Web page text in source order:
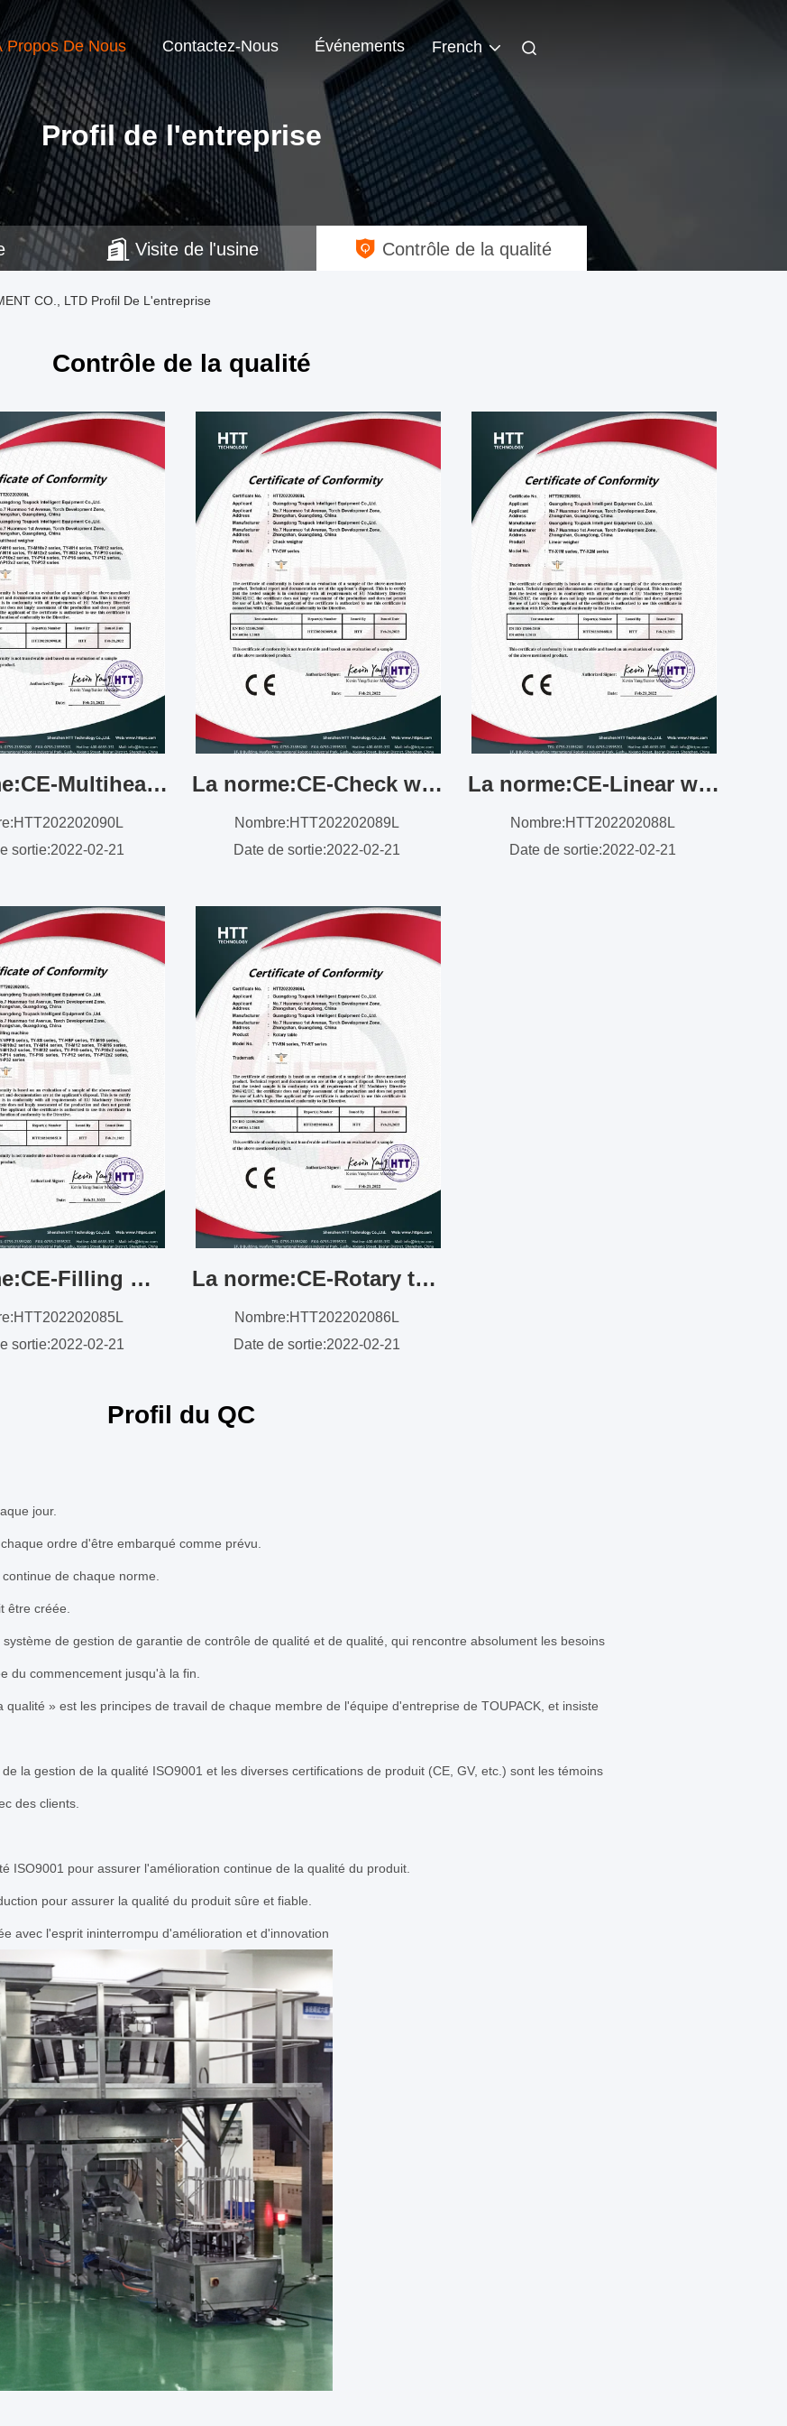
Propos De Nous Contactez-Nous Événements French
Profil de l'entreprise
Visite de l'usine Contrôle de la qualité
CO., LTD Profil De L'entreprise
Contrôle de la qualité
La norme:CE-Multihead weigher
sortie:2022-02-21
La norme:CE-Check weigher
Nombre:HTT202202089L
Date de sortie:2022-02-21
La norme:CE-Linear weigher
Nombre:HTT202202088L
Date de sortie:2022-02-21
La norme:CE-Filling Machine
sortie:2022-02-21
La norme:CE-Rotary table
Nombre:HTT202202086L
Date de sortie:2022-02-21
Profil du QC
jour.
ordre d'être embarqué comme prévu.
de chaque norme.
être créée.
de gestion de garantie de contrôle de qualité et de qualité, qui rencontre absolument les besoins
du commencement jusqu'à la fin.
» est les principes de travail de chaque membre de l'équipe d'entreprise de TOUPACK, et insiste
la gestion de la qualité ISO9001 et les diverses certifications de produit (CE, GV, etc.) sont les témoins
des clients.
ISO9001 pour assurer l'amélioration continue de la qualité du produit.
pour assurer la qualité du produit sûre et fiable.
avec l'esprit ininterrompu d'amélioration et d'innovation